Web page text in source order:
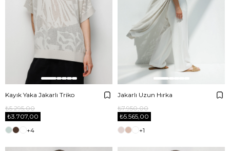
Kayık Yaka Jakarlı Triko
₺3.707,00
₺5.295,00
+4
Jakarlı Uzun Hırka
₺5.565,00
₺7.950,00
+1